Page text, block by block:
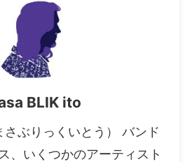
BLIK ito
ぶりっくいとう） バンド
、いくつかのアーティスト